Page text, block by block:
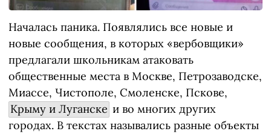
Началась паника. Появлялись все новые и
новые сообщения, в которых «вербовщики»
предлагали школьникам атаковать
общественные места в Москве, Петрозаводске,
Миассе, Чистополе, Смоленске, Пскове,
Крыму и Луганске и во многих других
городах. В текстах назывались разные объекты